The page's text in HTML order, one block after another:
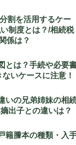
割を活用するケー
制度とは？/相続税
係は？
とは？手続や必要
いケースに注意！
いの兄弟姉妹の相
出子との違いは？
籍謄本の種類・入